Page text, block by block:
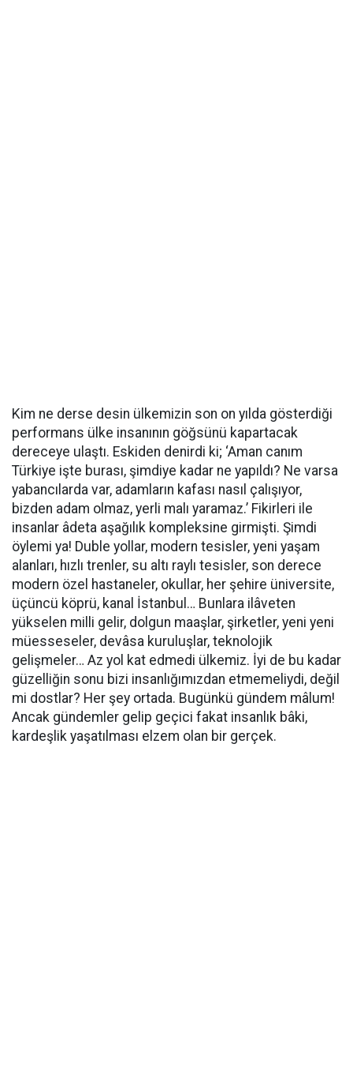
Kim ne derse desin ülkemizin son on yılda gösterdiği
performans ülke insanının göğsünü kapartacak
dereceye ulaştı. Eskiden denirdi ki; ‘Aman canım
Türkiye işte burası, şimdiye kadar ne yapıldı? Ne varsa
yabancılarda var, adamların kafası nasıl çalışıyor,
bizden adam olmaz, yerli malı yaramaz.’ Fikirleri ile
insanlar âdeta aşağılık kompleksine girmişti. Şimdi
öylemi ya! Duble yollar, modern tesisler, yeni yaşam
alanları, hızlı trenler, su altı raylı tesisler, son derece
modern özel hastaneler, okullar, her şehire üniversite,
üçüncü köprü, kanal İstanbul… Bunlara ilâveten
yükselen milli gelir, dolgun maaşlar, şirketler, yeni yeni
müesseseler, devâsa kuruluşlar, teknolojik
gelişmeler… Az yol kat edmedi ülkemiz. İyi de bu kadar
güzelliğin sonu bizi insanlığımızdan etmemeliydi, değil
mi dostlar? Her şey ortada. Bugünkü gündem mâlum!
Ancak gündemler gelip geçici fakat insanlık bâki,
kardeşlik yaşatılması elzem olan bir gerçek.